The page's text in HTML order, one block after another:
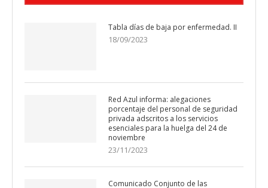
Tabla días de baja por enfermedad. II
18/09/2023
Red Azul informa: alegaciones
porcentaje del personal de seguridad
privada adscritos a los servicios
esenciales para la huelga del 24 de
noviembre
23/11/2023
Comunicado Conjunto de las